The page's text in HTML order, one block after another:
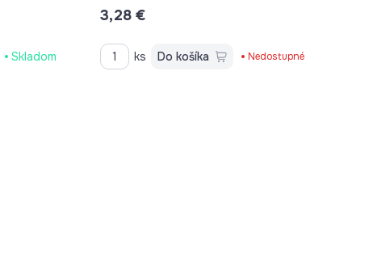
Skladom
3,28 €
ks Do košíka Nedostupné